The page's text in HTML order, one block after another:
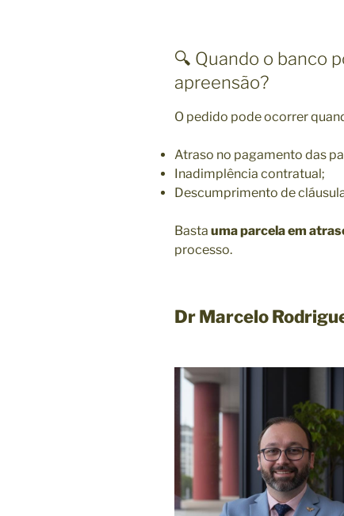
🔍 Quando o banco
apreensão?
O pedido pode ocorrer
Atraso no pagamento das
Inadimplência contratual;
Descumprimento de
Basta uma parcela em
processo.
Dr Marcelo